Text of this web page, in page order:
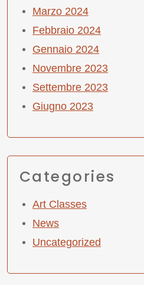
Marzo 2024
Febbraio 2024
Gennaio 2024
Novembre 2023
Settembre 2023
Giugno 2023
Categories
Art Classes
News
Uncategorized